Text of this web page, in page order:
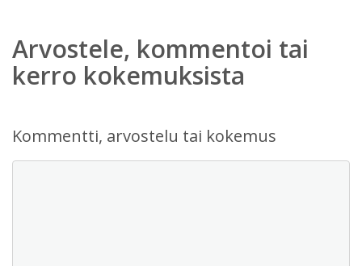
Arvostele, kommentoi tai
kerro kokemuksista
Kommentti, arvostelu tai kokemus